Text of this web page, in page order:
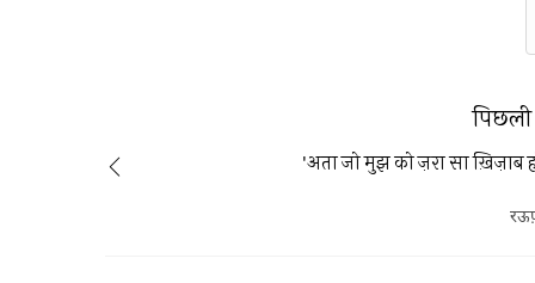
पिछली
'अता जो मुझ को ज़रा सा ख़िज़ाब